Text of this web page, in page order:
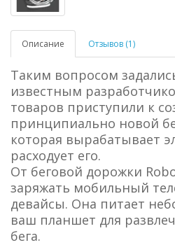
Описание Отзывов (1)
Таким вопросом
известным
товаров приступили к
принципиально новой
которая вырабатывает
расходует его.
От беговой дорожки
заряжать мобильный
девайсы. Она питает
ваш планшет для
бега.